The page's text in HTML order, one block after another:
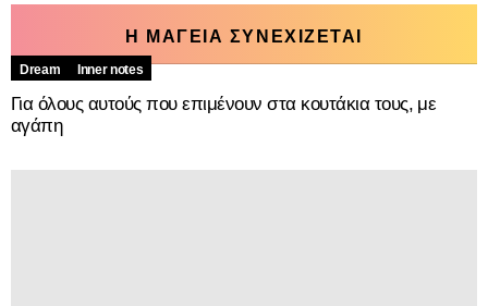
Η ΜΑΓΕΙΑ ΣΥΝΕΧΙΖΕΤΑΙ
Dream Inner notes
Για όλους αυτούς που επιμένουν στα κουτάκια τους, με
αγάπη